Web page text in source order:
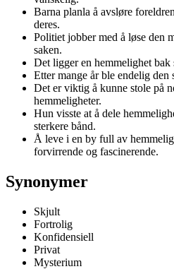
Barna planla å avsløre
deres.
Politiet jobber med å løse den
saken.
Det ligger en hemmelighet bak
Etter mange år ble endelig den
Det er viktig å kunne stole på
hemmeligheter.
Hun visste at å dele
sterkere bånd.
Å leve i en by full av
forvirrende og fascinerende.
Synonymer
Skjult
Fortrolig
Konfidensiell
Privat
Mysterium